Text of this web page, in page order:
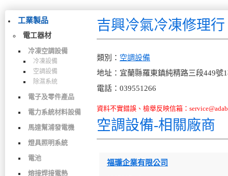
工業製品
電工器材
冷凍空調設備
冷凍設備
空調設備
除濕系統
電子及零件產品
電力系統材料設備
馬達幫浦發電機
燈具照明系統
電池
熔接焊接電熱
吉興冷氣冷凍修理行
類別： 空調設備
地址：宜蘭縣羅東鎮純精路三段449號
電話：039551266
資料不實錯誤、檢舉反映信箱：
空調設備-相關廠商
福瓏企業有限公司